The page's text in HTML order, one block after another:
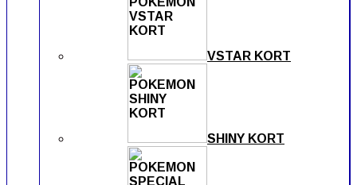
VSTAR KORT
SHINY KORT